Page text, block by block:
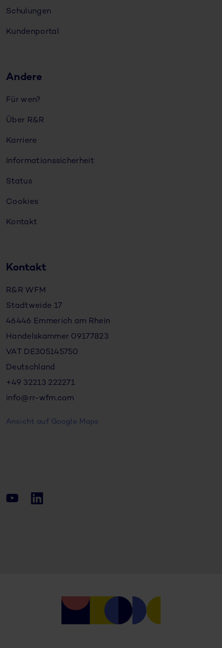
Schulungen
Kundenportal
Andere
Für wen?
Über R&R
Karriere
Informationssicherheit
Status
Cookies
Kontakt
Kontakt
R&R WFM
Stadtweide 17
46446 Emmerich am Rhein
Handelskammer 09177823
VAT DE305145750
Deutschland
+49 32213 222271
info@rr-wfm.com
Ansicht auf Google Maps